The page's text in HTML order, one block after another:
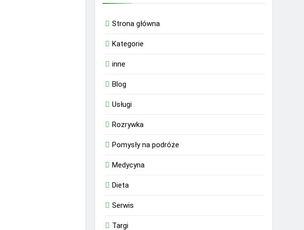
Strona główna
Kategorie
inne
Blog
Usługi
Rozrywka
Pomysły na podróże
Medycyna
Dieta
Serwis
Targi